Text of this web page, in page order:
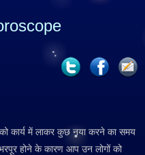
को कार्य में लाकर कुछ नया करने का समय
होने के कारण आप उन लोगों को